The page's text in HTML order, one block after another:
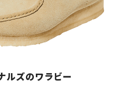
ルズのワラビー